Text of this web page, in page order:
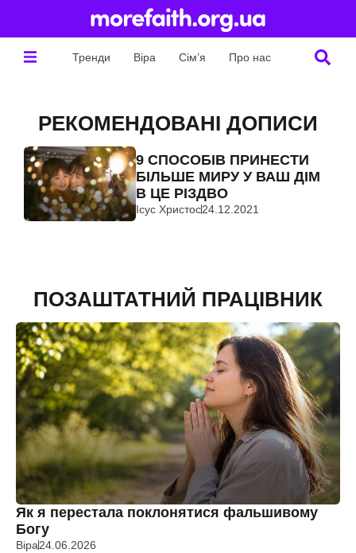
Тренди Віра Сім’я Про нас
РЕКОМЕНДОВАНІ ДОПИСИ
9 СПОСОБІВ ПРИНЕСТИ
БІЛЬШЕ МИРУ У ВАШ ДІМ
В ЦЕ РІЗДВО
Ісус Христос24.12.2021
ПОЗАШТАТНИЙ ПРАЦІВНИК
Як я перестала поклонятися фальшивому
Богу
Віра24.06.2026